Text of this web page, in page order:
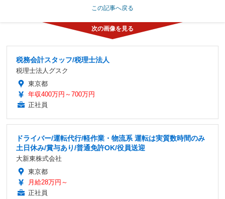
この記事へ戻る
税務会計スタッフ/税理士法人
税理士法人グスク
東京都
年収400万円～700万円
正社員
ドライバー/運転代行/軽作業・物流系 運転は実質数時間のみ
土日休み/賞与あり/普通免許OK/役員送迎
大新東株式会社
東京都
月給28万円～
正社員